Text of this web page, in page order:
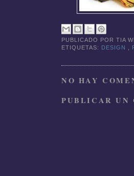
PUBLICADO PORTIA
ETIQUETAS: DESIGN
NO HAY
PUBLICAR UN